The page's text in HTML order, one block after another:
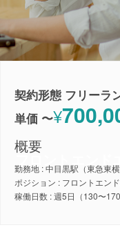
フロントエンド
契約形態 フリーラ
単価 〜¥
概要
勤務地 : 中目黒駅（東急東
ポジション : フロントエン
稼働日数 : 週5日（130〜